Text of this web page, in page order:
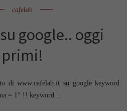
cafelab
google.. oggi
primi!
di www.cafelab.it su google keyword:
= 1° !! keyword ...